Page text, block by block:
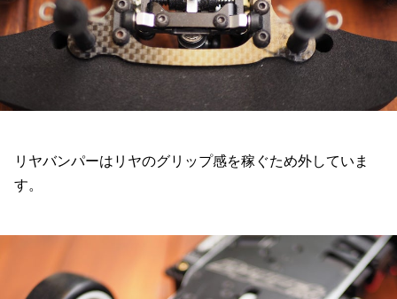
リヤバンパーはリヤのグリップ感を稼ぐため外していま
す。